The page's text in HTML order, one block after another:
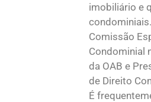
imobiliário e
Comissão
Condominial
da OAB e
de Direito
É